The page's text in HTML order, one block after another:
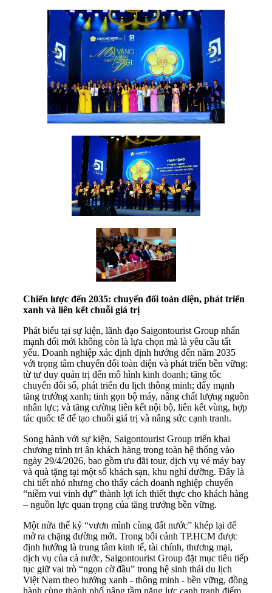
Chiến lược đến 2035: chuyển đổi toàn diện, phát triển
xanh và liên kết chuỗi giá trị
Phát biểu tại sự kiện, lãnh đạo Saigontourist Group nhấn
mạnh đổi mới không còn là lựa chọn mà là yêu cầu tất
yếu. Doanh nghiệp xác định định hướng đến năm 2035
với trọng tâm chuyển đổi toàn diện và phát triển bền vững:
từ tư duy quản trị đến mô hình kinh doanh; tăng tốc
chuyển đổi số, phát triển du lịch thông minh; đẩy mạnh
tăng trưởng xanh; tinh gọn bộ máy, nâng chất lượng nguồn
nhân lực; và tăng cường liên kết nội bộ, liên kết vùng, hợp
tác quốc tế để tạo chuỗi giá trị và nâng sức cạnh tranh.
Song hành với sự kiện, Saigontourist Group triển khai
chương trình tri ân khách hàng trong toàn hệ thống vào
ngày 29/4/2026, bao gồm ưu đãi tour, dịch vụ vé máy bay
và quà tặng tại một số khách sạn, khu nghỉ dưỡng. Đây là
chi tiết nhỏ nhưng cho thấy cách doanh nghiệp chuyển
“niềm vui vinh dự” thành lợi ích thiết thực cho khách hàng
– nguồn lực quan trọng của tăng trưởng bền vững.
Một nửa thế kỷ “vươn mình cùng đất nước” khép lại để
mở ra chặng đường mới. Trong bối cảnh TP.HCM được
định hướng là trung tâm kinh tế, tài chính, thương mại,
dịch vụ của cả nước, Saigontourist Group đặt mục tiêu tiếp
tục giữ vai trò “ngọn cờ đầu” trong hệ sinh thái du lịch
Việt Nam theo hướng xanh - thông minh - bền vững, đồng